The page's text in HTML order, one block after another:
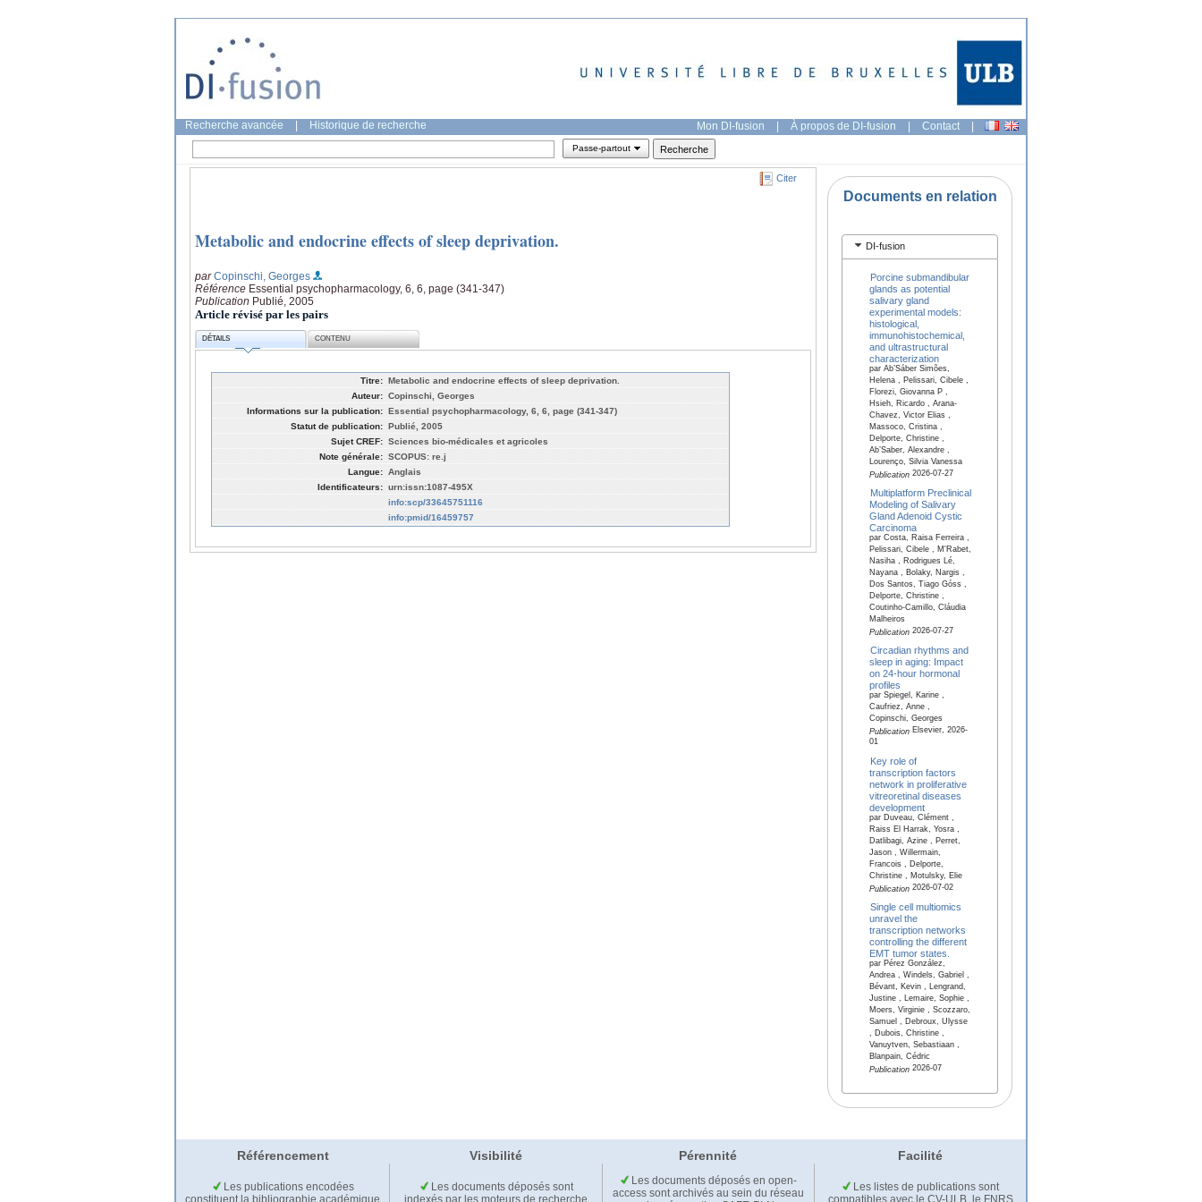
Recherche avancée Historique de recherche Mon DI-fusion | À propos de DI-fusion | Contact |
Passe-partout
Citer
Metabolic and endocrine effects of sleep deprivation.
parCopinschi, Georges
Référence Essential psychopharmacology, 6, 6, page (341-347)
Publication Publié, 2005
Article révisé par les pairs
DÉTAILS CONTENU
Titre: Metabolic and endocrine effects of sleep deprivation.
Auteur: Copinschi, Georges
Informations sur la publication: Essential psychopharmacology, 6, 6, page (341-347)
Statut de publication: Publié, 2005
Sujet CREF: Sciences bio-médicales et agricoles
Note générale: SCOPUS: re.j
Langue: Anglais
Identificateurs: urn:issn:1087-495X
info:scp/33645751116
info:pmid/16459757
Documents en relation
DI-fusion
Porcine submandibular
glands as potential
salivary gland
experimental models:
histological,
immunohistochemical,
and ultrastructural
characterization
par Ab’Sáber Simões,
Helena , Pelissari, Cibele ,
Florezi, Giovanna P ,
Hsieh, Ricardo , Arana-
Chavez, Victor Elias ,
Massoco, Cristina ,
Delporte, Christine ,
Ab’Saber, Alexandre ,
Lourenço, Silvia Vanessa
Publication2026-07-27
Multiplatform Preclinical
Modeling of Salivary
Gland Adenoid Cystic
Carcinoma
par Costa, Raisa Ferreira ,
Pelissari, Cibele , M'Rabet,
Nasiha , Rodrigues Lé,
Nayana , Bolaky, Nargis ,
Dos Santos, Tiago Góss ,
Delporte, Christine ,
Coutinho-Camillo, Cláudia
Malheiros
Publication2026-07-27
Circadian rhythms and
sleep in aging: Impact
on 24-hour hormonal
profiles
par Spiegel, Karine ,
Caufriez, Anne ,
Copinschi, Georges
PublicationElsevier, 2026-
01
Key role of
transcription factors
network in proliferative
vitreoretinal diseases
development
par Duveau, Clément ,
Raiss El Harrak, Yosra ,
Datlibagi, Azine , Perret,
Jason , Willermain,
Francois , Delporte,
Christine , Motulsky, Elie
Publication2026-07-02
Single cell multiomics
unravel the
transcription networks
controlling the different
EMT tumor states.
par Pérez González,
Andrea , Windels, Gabriel ,
Bévant, Kevin , Lengrand,
Justine , Lemaire, Sophie ,
Moers, Virginie , Scozzaro,
Samuel , Debroux, Ulysse
, Dubois, Christine ,
Vanuytven, Sebastiaan ,
Blanpain, Cédric
Publication2026-07
Référencement Visibilité Pérennité Facilité
Les publications encodées
Les documents déposés sont
Les documents déposés en open-
access sont archivés au sein du réseau
Les listes de publications sont